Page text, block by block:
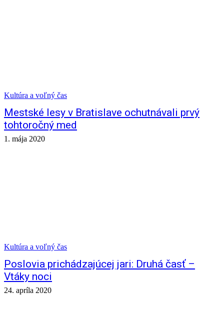
Kultúra a voľný čas
Mestské lesy v Bratislave ochutnávali prvý
tohtoročný med
1. mája 2020
Kultúra a voľný čas
Poslovia prichádzajúcej jari: Druhá časť –
Vtáky noci
24. apríla 2020